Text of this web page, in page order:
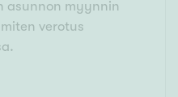
asunnon myynnin
verotus